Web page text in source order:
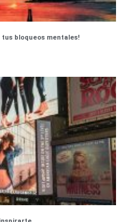
bloqueos mentales!